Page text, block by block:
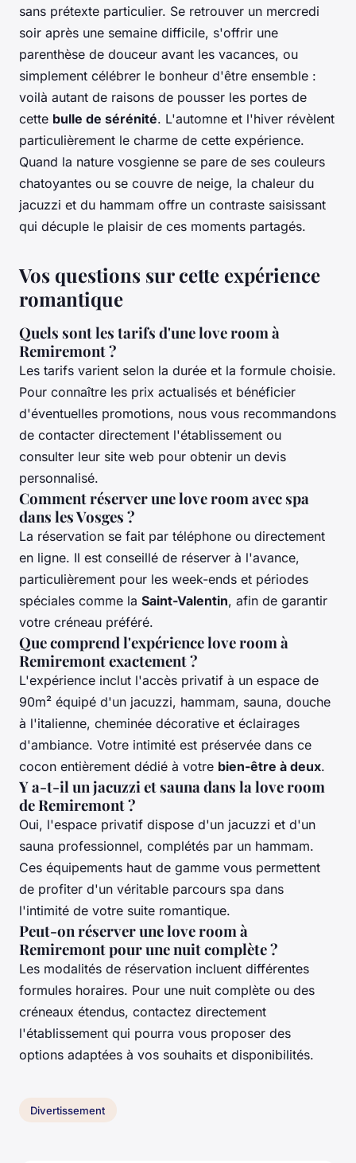
sans prétexte particulier. Se retrouver un mercredi
soir après une semaine difficile, s'offrir une
parenthèse de douceur avant les vacances, ou
simplement célébrer le bonheur d'être ensemble :
voilà autant de raisons de pousser les portes de
cette bulle de sérénité. L'automne et l'hiver révèlent
particulièrement le charme de cette expérience.
Quand la nature vosgienne se pare de ses couleurs
chatoyantes ou se couvre de neige, la chaleur du
jacuzzi et du hammam offre un contraste saisissant
qui décuple le plaisir de ces moments partagés.
Vos questions sur cette expérience
romantique
Quels sont les tarifs d'une love room à
Remiremont ?
Les tarifs varient selon la durée et la formule choisie.
Pour connaître les prix actualisés et bénéficier
d'éventuelles promotions, nous vous recommandons
de contacter directement l'établissement ou
consulter leur site web pour obtenir un devis
personnalisé.
Comment réserver une love room avec spa
dans les Vosges ?
La réservation se fait par téléphone ou directement
en ligne. Il est conseillé de réserver à l'avance,
particulièrement pour les week-ends et périodes
spéciales comme la Saint-Valentin, afin de garantir
votre créneau préféré.
Que comprend l'expérience love room à
Remiremont exactement ?
L'expérience inclut l'accès privatif à un espace de
90m² équipé d'un jacuzzi, hammam, sauna, douche
à l'italienne, cheminée décorative et éclairages
d'ambiance. Votre intimité est préservée dans ce
cocon entièrement dédié à votre bien-être à deux.
Y a-t-il un jacuzzi et sauna dans la love room
de Remiremont ?
Oui, l'espace privatif dispose d'un jacuzzi et d'un
sauna professionnel, complétés par un hammam.
Ces équipements haut de gamme vous permettent
de profiter d'un véritable parcours spa dans
l'intimité de votre suite romantique.
Peut-on réserver une love room à
Remiremont pour une nuit complète ?
Les modalités de réservation incluent différentes
formules horaires. Pour une nuit complète ou des
créneaux étendus, contactez directement
l'établissement qui pourra vous proposer des
options adaptées à vos souhaits et disponibilités.
Divertissement